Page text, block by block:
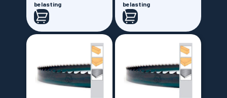
belasting
belasting